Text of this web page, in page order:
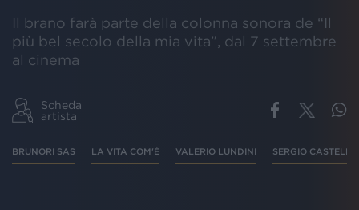
Il brano farà parte della colonna sonora de “Il
più bel secolo della mia vita”, dal 7 settembre
al cinema
Scheda
artista
BRUNORI SAS LA VITA COM'È VALERIO LUNDINI SERGIO